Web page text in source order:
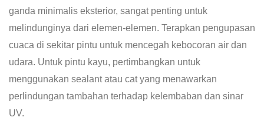
ganda minimalis eksterior, sangat penting untuk
melindunginya dari elemen-elemen. Terapkan pengupasan
cuaca di sekitar pintu untuk mencegah kebocoran air dan
udara. Untuk pintu kayu, pertimbangkan untuk
menggunakan sealant atau cat yang menawarkan
perlindungan tambahan terhadap kelembaban dan sinar
UV.